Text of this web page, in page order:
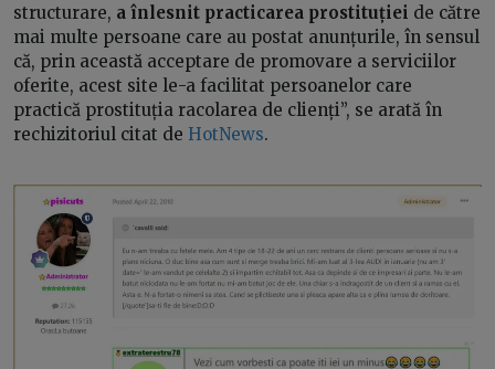
structurare, a înlesnit practicarea prostituției de către
mai multe persoane care au postat anunțurile, în sensul
că, prin această acceptare de promovare a serviciilor
oferite, acest site le-a facilitat persoanelor care
practică prostituția racolarea de clienți”, se arată în
rechizitoriul citat de HotNews.